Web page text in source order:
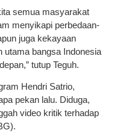
semua masyarakat
menyikapi perbedaan-
juga kekayaan
utama bangsa Indonesia
tutup Teguh.
Hendri Satrio,
pekan lalu. Diduga,
video kritik terhadap